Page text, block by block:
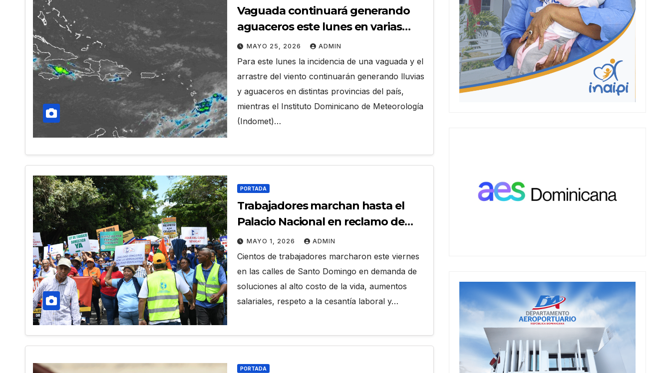
Vaguada continuará generando
aguaceros este lunes en varias
provincias
MAYO 25, 2026 ADMIN
Para este lunes la incidencia de una vaguada y el
arrastre del viento continuarán generando lluvias
y aguaceros en distintas provincias del país,
mientras el Instituto Dominicano de Meteorología
(Indomet)…
PORTADA
Trabajadores marchan hasta el
Palacio Nacional en reclamo de
salarios, cesantía y alto costo de
vida
MAYO 1, 2026 ADMIN
Cientos de trabajadores marcharon este viernes
en las calles de Santo Domingo en demanda de
soluciones al alto costo de la vida, aumentos
salariales, respeto a la cesantía laboral y…
PORTADA